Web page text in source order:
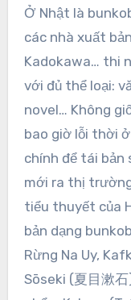
Ở Nhật là
các nhà xuất
Kadokawa… thi
với đủ thể loại:
novel… Không
bao giờ lỗi thời
chính để tái bản
mới ra thị
tiểu thuyết của
bản dạng
Rừng Na Uy,
Sōseki (夏目漱